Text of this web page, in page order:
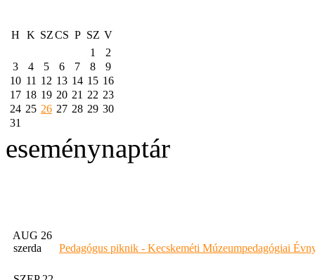
H K SZCS P SZ V
1
2
3
4 5 6 7 8
9
10 11 12 13 14 15 16
17 18 19 20 21 22 23
24 25 26 27 28 29 30
31
eseménynaptár
AUG 26
szerda
Pedagógus piknik - Kecskeméti Múzeumpedagógiai